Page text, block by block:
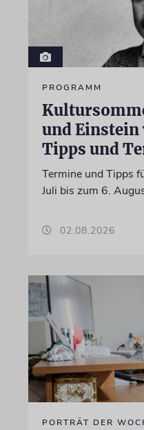
PROGRAMM
und Einstein
Tipps und
Termine und Tipps
Juli bis zum 6.
02.08.2026
PORTRÄT DER